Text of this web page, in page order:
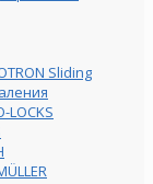
Sliding